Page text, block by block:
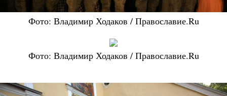
Фото: Владимир Ходаков / Православие.Ru
Фото: Владимир Ходаков / Православие.Ru